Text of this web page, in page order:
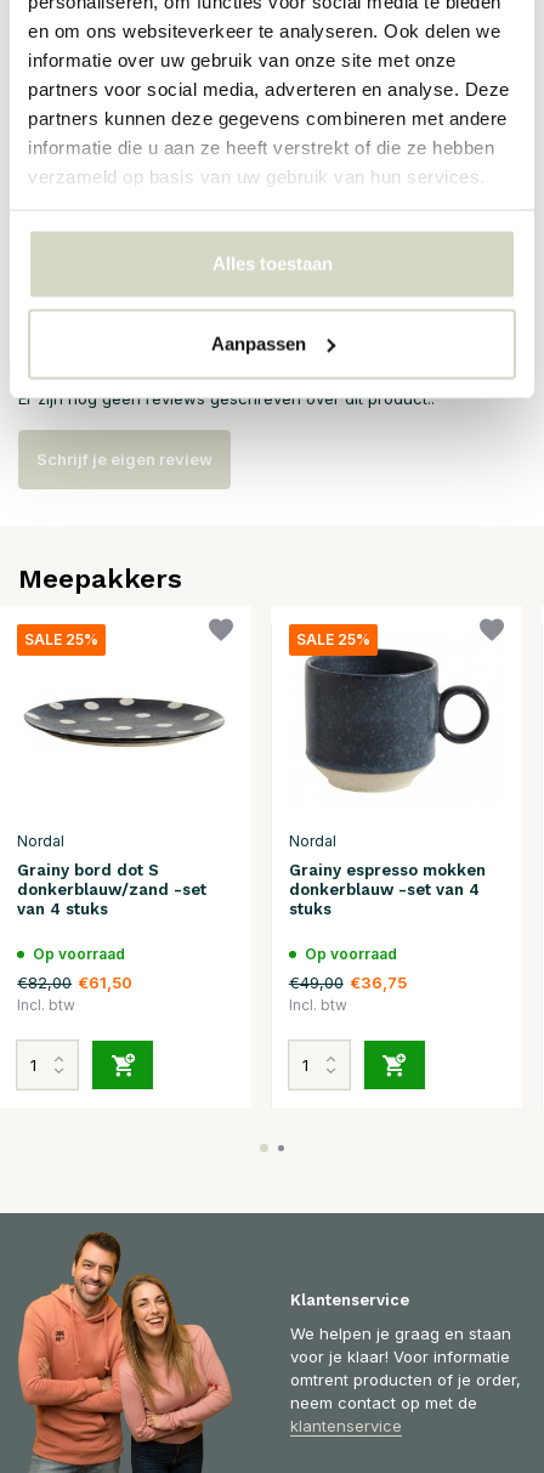
en om ons websiteverkeer te analyseren. Ook delen we
informatie over uw gebruik van onze site met onze
partners voor social media, adverteren en analyse. Deze
partners kunnen deze gegevens combineren met andere
informatie die u aan ze heeft verstrekt of die ze hebben
verzameld op basis van uw gebruik van hun services.
Alles toestaan
Aanpassen
PRODUCTSPECIFICATIES
Artikelnummer 60052
Er zijn nog geen reviews geschreven over dit product..
Schrijf je eigen review
Meepakkers
SALE 25%
Nordal
Grainy bord dot S
donkerblauw/zand -set
van 4 stuks
Op voorraad
€82,00 €61,50
Incl. btw
SALE 25%
Nordal
Grainy espresso mokken
donkerblauw -set van 4
stuks
Op voorraad
€49,00 €36,75
Incl. btw
Klantenservice
We helpen je graag en staan
voor je klaar! Voor informatie
omtrent producten of je order,
neem contact op met de
klantenservice